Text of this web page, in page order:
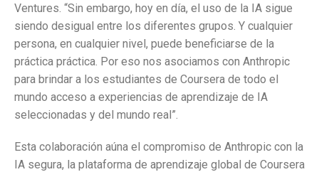
Ventures. “Sin embargo, hoy en día, el uso de la IA sigue
siendo desigual entre los diferentes grupos. Y cualquier
persona, en cualquier nivel, puede beneficiarse de la
práctica práctica. Por eso nos asociamos con Anthropic
para brindar a los estudiantes de Coursera de todo el
mundo acceso a experiencias de aprendizaje de IA
seleccionadas y del mundo real”.
Esta colaboración aúna el compromiso de Anthropic con la
IA segura, la plataforma de aprendizaje global de Coursera